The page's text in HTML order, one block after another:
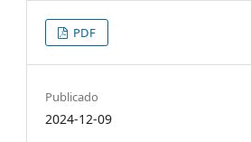
PDF
Publicado
2024-12-09